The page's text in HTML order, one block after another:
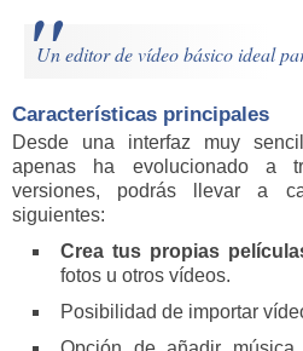
Un editor de vídeo básico ideal
Características principales
Desde una interfaz muy
apenas ha evolucionado a
versiones, podrás llevar a
siguientes:
Crea tus propias
fotos u otros vídeos.
Posibilidad de importar